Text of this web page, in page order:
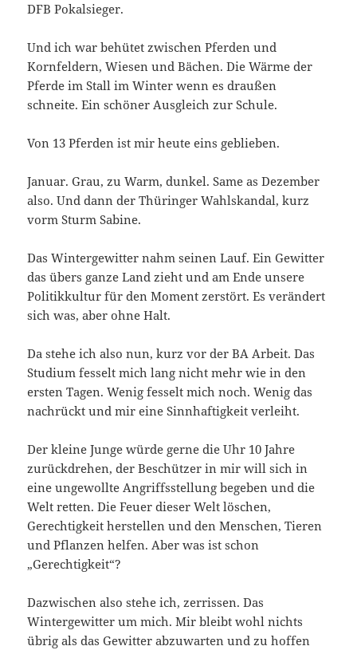
DFB Pokalsieger.
Und ich war behütet zwischen Pferden und
Kornfeldern, Wiesen und Bächen. Die Wärme der
Pferde im Stall im Winter wenn es draußen
schneite. Ein schöner Ausgleich zur Schule.
Von 13 Pferden ist mir heute eins geblieben.
Januar. Grau, zu Warm, dunkel. Same as Dezember
also. Und dann der Thüringer Wahlskandal, kurz
vorm Sturm Sabine.
Das Wintergewitter nahm seinen Lauf. Ein Gewitter
das übers ganze Land zieht und am Ende unsere
Politikkultur für den Moment zerstört. Es verändert
sich was, aber ohne Halt.
Da stehe ich also nun, kurz vor der BA Arbeit. Das
Studium fesselt mich lang nicht mehr wie in den
ersten Tagen. Wenig fesselt mich noch. Wenig das
nachrückt und mir eine Sinnhaftigkeit verleiht.
Der kleine Junge würde gerne die Uhr 10 Jahre
zurückdrehen, der Beschützer in mir will sich in
eine ungewollte Angriffsstellung begeben und die
Welt retten. Die Feuer dieser Welt löschen,
Gerechtigkeit herstellen und den Menschen, Tieren
und Pflanzen helfen. Aber was ist schon
„Gerechtigkeit“?
Dazwischen also stehe ich, zerrissen. Das
Wintergewitter um mich. Mir bleibt wohl nichts
übrig als das Gewitter abzuwarten und zu hoffen